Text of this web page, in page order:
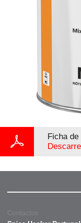
Ficha
Contactos